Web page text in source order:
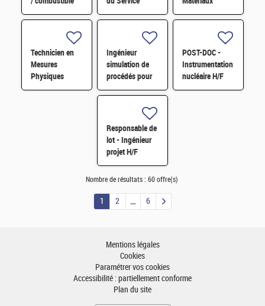
H/F
Prévention et
Nucléaires -
Données
Technicien en
Mesures
Physiques
Ingénieur
simulation de
procédés pour
un
industriel H/F
POST-DOC -
Instrumentation
nucléaire H/F
Responsable de
lot - Ingénieur
projet H/F
Nombre de résultats : 60 offre(s)
1 2 6
Mentions légales
Cookies
Paramétrer vos cookies
Accessibilité : partiellement conforme
Plan du site